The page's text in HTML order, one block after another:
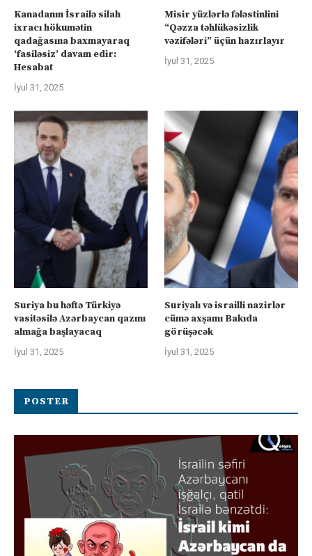
Kanadanın İsrailə silah
ixracı hökumətin
qadağasına baxmayaraq
‘fasiləsiz’ davam edir:
Hesabat
İyul 31, 2025
Misir yüzlərlə fələstinlini
“Qəzza təhlükəsizlik
vəzifələri” üçün hazırlayır
İyul 31, 2025
Suriya bu həftə Türkiyə
vasitəsilə Azərbaycan qazını
almağa başlayacaq
İyul 31, 2025
Suriyalı və israilli nazirlər
cümə axşamı Bakıda
görüşəcək
İyul 31, 2025
POSTER